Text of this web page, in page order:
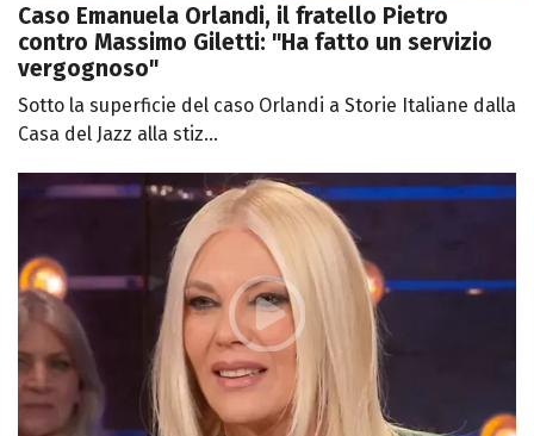
Caso Emanuela Orlandi, il fratello Pietro
contro Massimo Giletti: "Ha fatto un servizio
vergognoso"
Sotto la superficie del caso Orlandi a Storie Italiane dalla
Casa del Jazz alla stiz...